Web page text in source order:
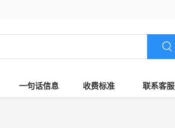
一句话信息 收费标准 联系客服